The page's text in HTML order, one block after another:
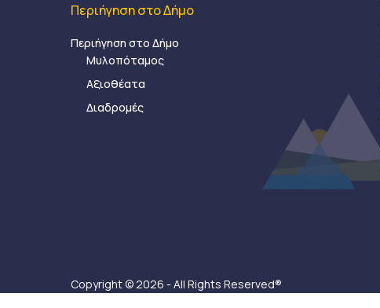
Περιήγηση στο Δήμο
Περιήγηση στο Δήμο
Μυλοπόταμος
Αξιοθέατα
Διαδρομές
Copyright © 2026 - All Rights Reserved®